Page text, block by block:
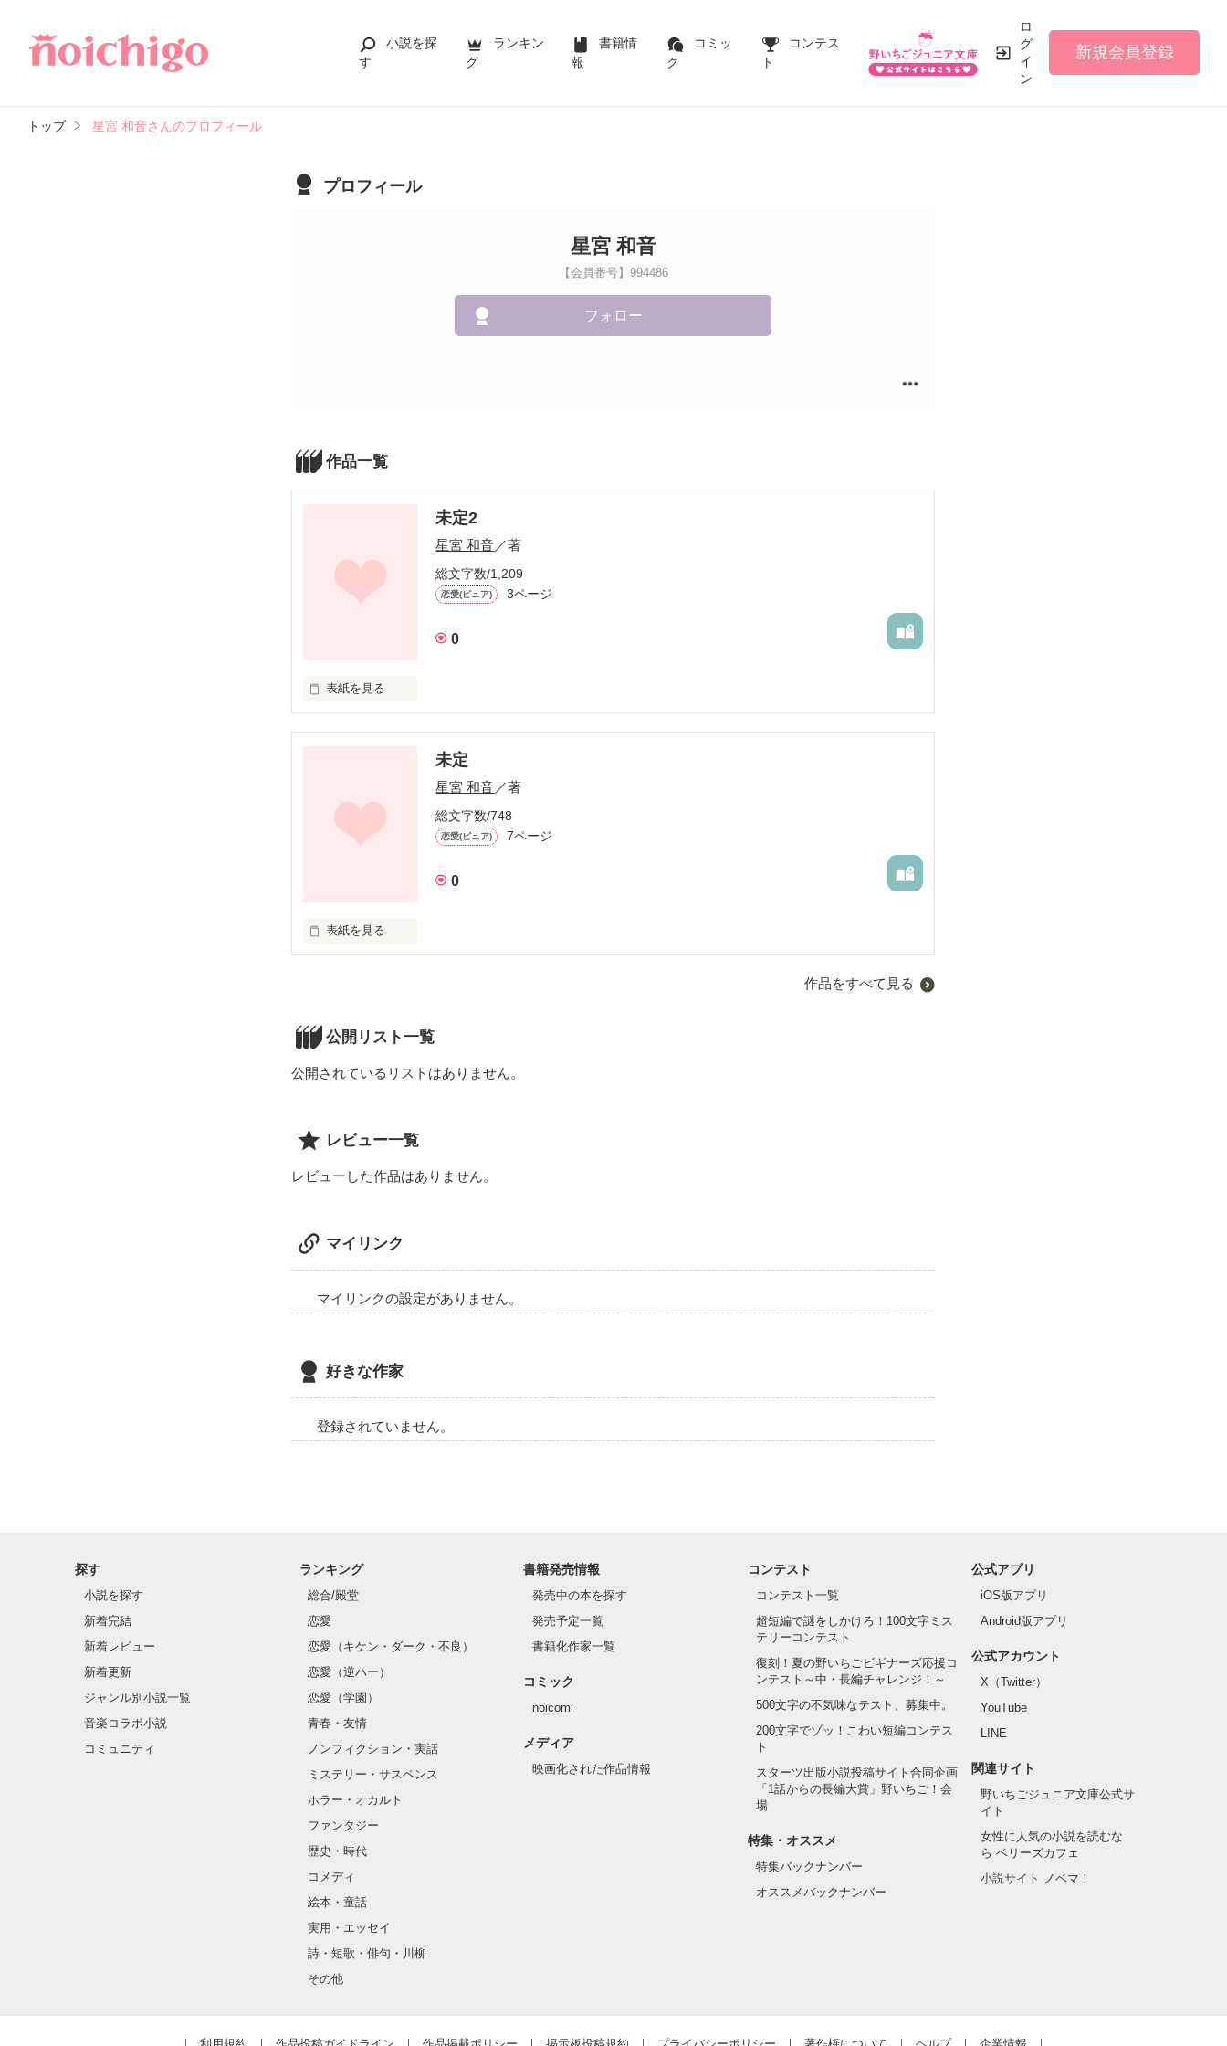
小説を探
す
ランキン
グ
書籍情
報
コミッ
ク
コンテス
ト
ロ
グ
イ
ン
新規会員登録
トップ 星宮 和音さんのプロフィール
プロフィール
星宮 和音
【会員番号】994486
フォロー
作品一覧
未定2
星宮 和音／著
総文字数/1,209
恋愛(ピュア) 3ページ
0
表紙を見る
未定
星宮 和音／著
総文字数/748
恋愛(ピュア) 7ページ
0
表紙を見る
作品をすべて見る
公開リスト一覧
公開されているリストはありません。
レビュー一覧
レビューした作品はありません。
マイリンク
マイリンクの設定がありません。
好きな作家
登録されていません。
探す
小説を探す
新着完結
新着レビュー
新着更新
ジャンル別小説一覧
音楽コラボ小説
コミュニティ
ランキング
総合/殿堂
恋愛
恋愛（キケン・ダーク・不良）
恋愛（逆ハー）
恋愛（学園）
青春・友情
ノンフィクション・実話
ミステリー・サスペンス
ホラー・オカルト
ファンタジー
歴史・時代
コメディ
絵本・童話
実用・エッセイ
詩・短歌・俳句・川柳
その他
書籍発売情報
発売中の本を探す
発売予定一覧
書籍化作家一覧
コミック
noicomi
メディア
映画化された作品情報
コンテスト
コンテスト一覧
超短編で謎をしかけろ！100文字ミス
テリーコンテスト
復刻！夏の野いちごビギナーズ応援コ
ンテスト～中・長編チャレンジ！～
500文字の不気味なテスト、募集中。
200文字でゾッ！こわい短編コンテス
ト
スターツ出版小説投稿サイト合同企画
「1話からの長編大賞」野いちご！会
場
特集・オススメ
特集バックナンバー
オススメバックナンバー
公式アプリ
iOS版アプリ
Android版アプリ
公式アカウント
X（Twitter）
YouTube
LINE
関連サイト
野いちごジュニア文庫公式サ
イト
女性に人気の小説を読むな
ら ベリーズカフェ
小説サイト ノベマ！